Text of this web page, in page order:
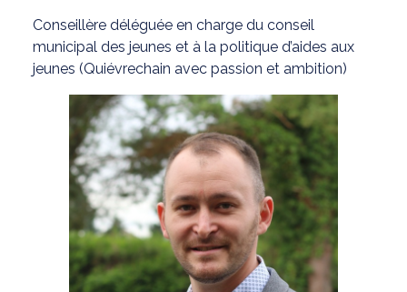
Conseillère déléguée en charge du conseil
municipal des jeunes et à la politique d’aides aux
jeunes (Quiévrechain avec passion et ambition)